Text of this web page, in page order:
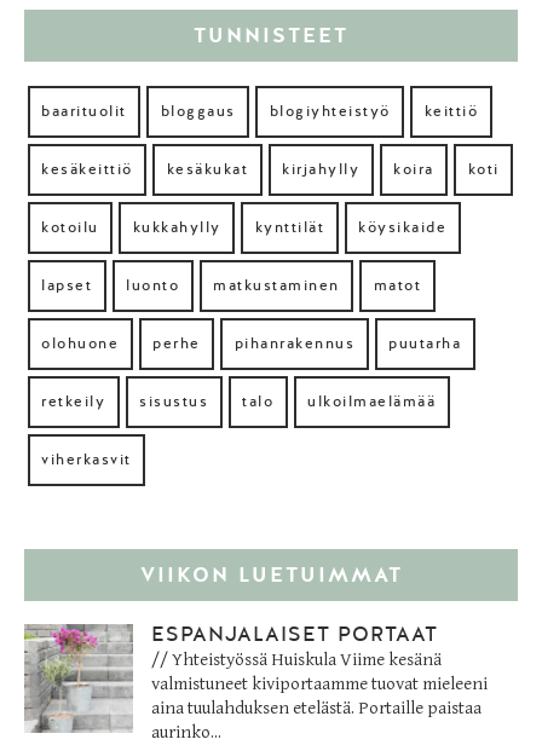
TUNNISTEET
baarituolit bloggaus blogiyhteistyö keittiö
kesäkeittiö kesäkukat kirjahylly koira koti
kotoilu kukkahylly kynttilät köysikaide
lapset luonto matkustaminen matot
olohuone perhe pihanrakennus puutarha
retkeily sisustus talo ulkoilmaelämää
viherkasvit
VIIKON LUETUIMMAT
ESPANJALAISET PORTAAT
// Yhteistyössä Huiskula Viime kesänä
valmistuneet kiviportaamme tuovat mieleeni
aina tuulahduksen etelästä. Portaille paistaa
aurinko...